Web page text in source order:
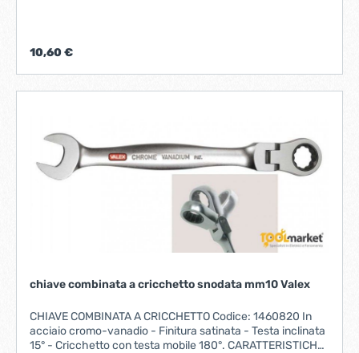
10,60 €
chiave combinata a cricchetto snodata mm10 Valex
CHIAVE COMBINATA A CRICCHETTO Codice: 1460820 In
acciaio cromo-vanadio - Finitura satinata - Testa inclinata
15° - Cricchetto con testa mobile 180°. CARATTERISTICHE